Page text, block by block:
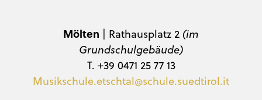
Mölten | Rathausplatz 2 (im
Grundschulgebäude)
T. +39 0471 25 77 13
Musikschule.etschtal@schule.suedtirol.it